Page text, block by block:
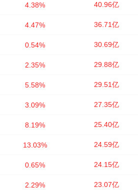
4.38% 40.96亿
4.47% 36.71亿
0.54% 30.69亿
2.35% 29.88亿
5.58% 29.51亿
3.09% 27.35亿
8.19% 25.40亿
13.03% 24.59亿
0.65% 24.15亿
2.29% 23.07亿